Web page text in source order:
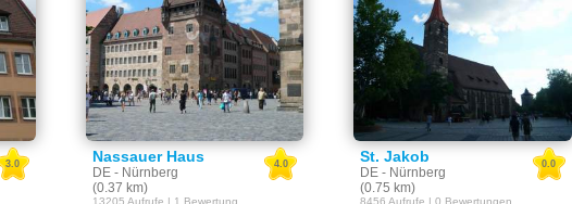
3.0 Nassauer Haus
DE - Nürnberg
(0.37 km)
4.0
13205 Aufrufe | 1 Bewertung
St. Jakob
DE - Nürnberg
(0.75 km)
0.0
8456 Aufrufe | 0 Bewertungen